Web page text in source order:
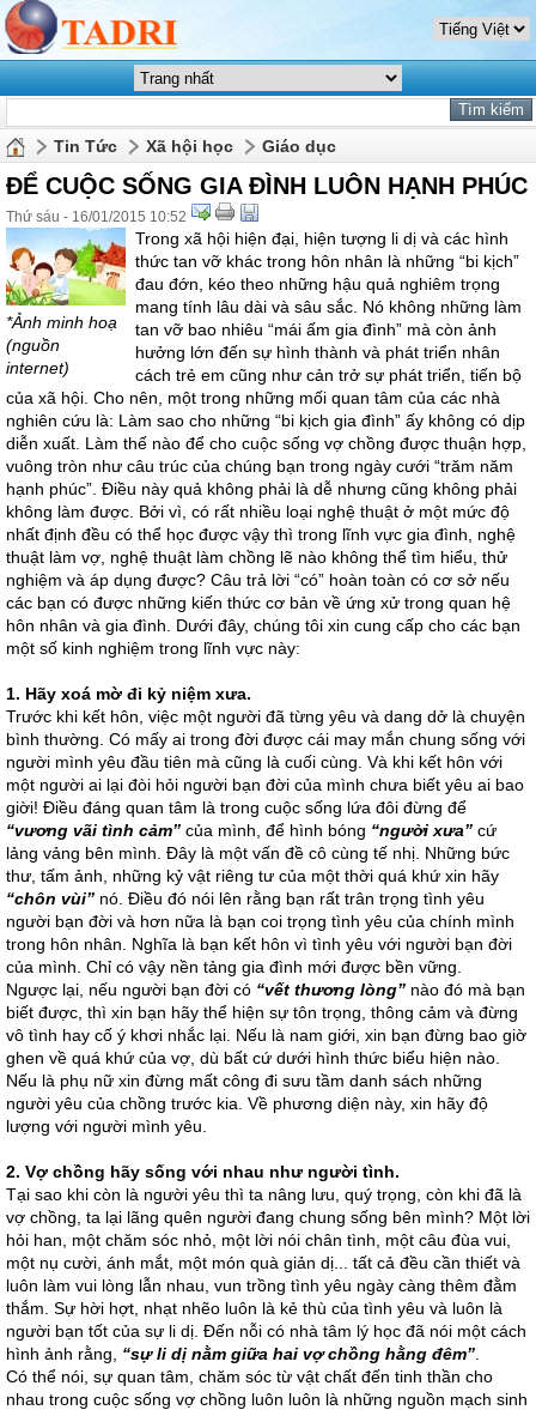
Tin Tức Xã hội học Giáo dục
ĐỂ CUỘC SỐNG GIA ĐÌNH LUÔN HẠNH PHÚC
Thứ sáu - 16/01/2015 10:52
*Ảnh minh hoạ
(nguồn
internet)
Trong xã hội hiện đại, hiện tượng li dị và các hình
thức tan vỡ khác trong hôn nhân là những “bi kịch”
đau đớn, kéo theo những hậu quả nghiêm trọng
mang tính lâu dài và sâu sắc. Nó không những làm
tan vỡ bao nhiêu “mái ấm gia đình” mà còn ảnh
hưởng lớn đến sự hình thành và phát triển nhân
cách trẻ em cũng như cản trở sự phát triển, tiến bộ
của xã hội. Cho nên, một trong những mối quan tâm của các nhà
nghiên cứu là: Làm sao cho những “bi kịch gia đình” ấy không có dịp
diễn xuất. Làm thế nào để cho cuộc sống vợ chồng được thuận hợp,
vuông tròn như câu trúc của chúng bạn trong ngày cưới “trăm năm
hạnh phúc”. Điều này quả không phải là dễ nhưng cũng không phải
không làm được. Bởi vì, có rất nhiều loại nghệ thuật ở một mức độ
nhất định đều có thể học được vậy thì trong lĩnh vực gia đình, nghệ
thuật làm vợ, nghệ thuật làm chồng lẽ nào không thể tìm hiểu, thử
nghiệm và áp dụng được? Câu trả lời “có” hoàn toàn có cơ sở nếu
các bạn có được những kiến thức cơ bản về ứng xử trong quan hệ
hôn nhân và gia đình. Dưới đây, chúng tôi xin cung cấp cho các bạn
một số kinh nghiệm trong lĩnh vực này:
1. Hãy xoá mờ đi kỷ niệm xưa.
Trước khi kết hôn, việc một người đã từng yêu và dang dở là chuyện
bình thường. Có mấy ai trong đời được cái may mắn chung sống với
người mình yêu đầu tiên mà cũng là cuối cùng. Và khi kết hôn với
một người ai lại đòi hỏi người bạn đời của mình chưa biết yêu ai bao
giời! Điều đáng quan tâm là trong cuộc sống lứa đôi đừng để
“vương vãi tình cảm” của mình, để hình bóng “người xưa” cứ
lảng vảng bên mình. Đây là một vấn đề cô cùng tế nhị. Những bức
thư, tấm ảnh, những kỷ vật riêng tư của một thời quá khứ xin hãy
“chôn vùi” nó. Điều đó nói lên rằng bạn rất trân trọng tình yêu
người bạn đời và hơn nữa là bạn coi trọng tình yêu của chính mình
trong hôn nhân. Nghĩa là bạn kết hôn vì tình yêu với người bạn đời
của mình. Chỉ có vậy nền tảng gia đình mới được bền vững.
Ngược lại, nếu người bạn đời có “vết thương lòng” nào đó mà bạn
biết được, thì xin bạn hãy thể hiện sự tôn trọng, thông cảm và đừng
vô tình hay cố ý khơi nhắc lại. Nếu là nam giới, xin bạn đừng bao giờ
ghen về quá khứ của vợ, dù bất cứ dưới hình thức biểu hiện nào.
Nếu là phụ nữ xin đừng mất công đi sưu tầm danh sách những
người yêu của chồng trước kia. Về phương diện này, xin hãy độ
lượng với người mình yêu.
2. Vợ chồng hãy sống với nhau như người tình.
Tại sao khi còn là người yêu thì ta nâng lưu, quý trọng, còn khi đã là
vợ chồng, ta lại lãng quên người đang chung sống bên mình? Một lời
hỏi han, một chăm sóc nhỏ, một lời nói chân tình, một câu đùa vui,
một nụ cười, ánh mắt, một món quà giản dị... tất cả đều cần thiết và
luôn làm vui lòng lẫn nhau, vun trồng tình yêu ngày càng thêm đằm
thắm. Sự hời hợt, nhạt nhẽo luôn là kẻ thù của tình yêu và luôn là
người bạn tốt của sự li dị. Đến nỗi có nhà tâm lý học đã nói một cách
hình ảnh rằng, “sự li dị nằm giữa hai vợ chồng hằng đêm”
Có thể nói, sự quan tâm, chăm sóc từ vật chất đến tinh thần cho
nhau trong cuộc sống vợ chồng luôn luôn là những nguồn mạch sinh